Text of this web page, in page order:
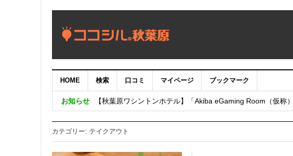
HOME 検索 口コミ マイページ ブックマーク
お知らせ
【重要：9月5日（火）22時】ココシル：アカウントサービス
【秋葉原ワシントンホテル】「Akiba eGaming Room（仮
カテゴリー: テイクアウト